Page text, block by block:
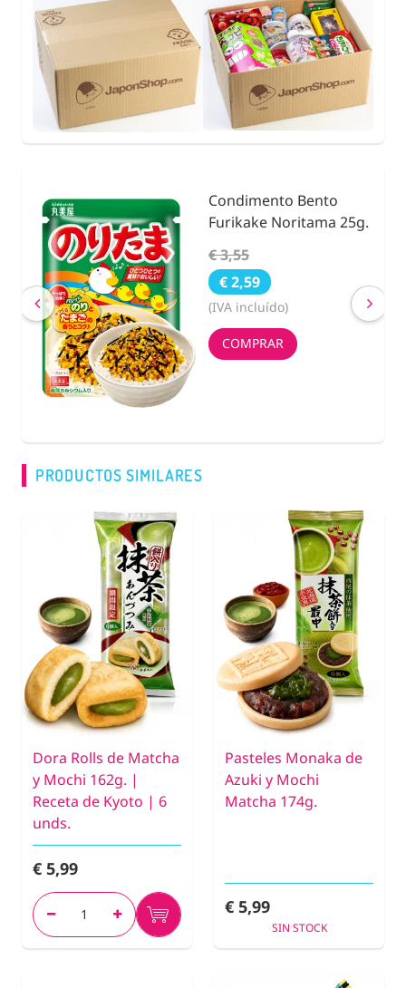
Condimento Bento
Furikake Noritama 25g.
€ 3,55
€ 2,59
(IVA incluído)
COMPRAR
PRODUCTOS SIMILARES
Dora Rolls de Matcha
y Mochi 162g. |
Receta de Kyoto | 6
unds.
€ 5,99
Pasteles Monaka de
Azuki y Mochi
Matcha 174g.
€ 5,99
SIN STOCK